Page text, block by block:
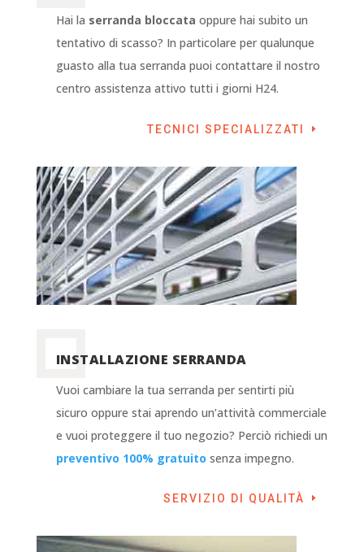
Hai la serranda bloccata oppure hai subito un
tentativo di scasso? In particolare per qualunque
guasto alla tua serranda puoi contattare il nostro
centro assistenza attivo tutti i giorni H24.
TECNICI SPECIALIZZATI
INSTALLAZIONE SERRANDA
Vuoi cambiare la tua serranda per sentirti più
sicuro oppure stai aprendo un’attività commerciale
e vuoi proteggere il tuo negozio? Perciò richiedi un
preventivo 100% gratuito senza impegno.
SERVIZIO DI QUALITÀ